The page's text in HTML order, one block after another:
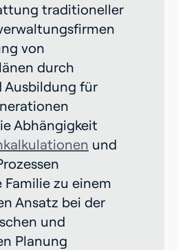
traditioneller
von
durch
Ausbildung für
Abhängigkeit
und
zu einem
Ansatz bei der
und
Planung